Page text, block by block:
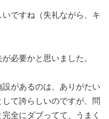
ですね（失礼ながら、キ
必要かと思いました。
があるのは、ありがたい
て誇らしいのですが、問
全にダブってて、うまく